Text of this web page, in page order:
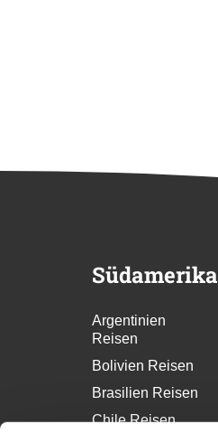
Südamerika
Argentinien
Reisen
Bolivien Reisen
Brasilien Reisen
Chile Reisen